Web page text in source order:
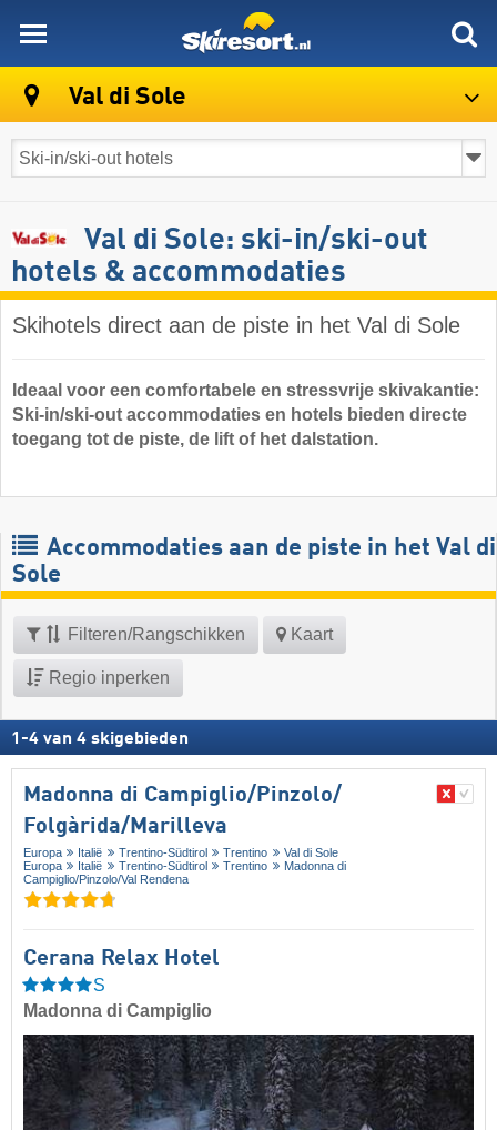
Val di Sole
Val di Sole: ski-in/ski-out
hotels & accommodaties
Skihotels direct aan de piste in het Val di Sole
Ideaal voor een comfortabele en stressvrije skivakantie:
Ski-in/ski-out accommodaties en hotels bieden directe
toegang tot de piste, de lift of het dalstation.
Accommodaties aan de piste in het Val di
Sole
Filteren/Rangschikken Kaart
Regio inperken
1 -4 van 4 skigebieden
Madonna di Campiglio/​Pinzolo/​
Folgàrida/​Marilleva
Europa Italië Trentino-Südtirol Trentino
Val di Sole
Europa
Italië Trentino-Südtirol Trentino
Madonna di
Campiglio/​Pinzolo/​Val Rendena
Cerana Relax Hotel
S
Madonna di Campiglio